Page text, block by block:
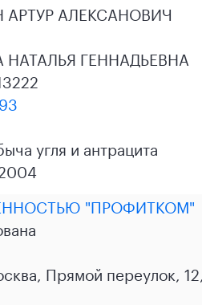
АРТУР АЛЕКСАНОВИЧ
НАТАЛЬЯ ГЕННАДЬЕВНА
угля и антрацита
"ПРОФИТКОМ"
Прямой переулок,